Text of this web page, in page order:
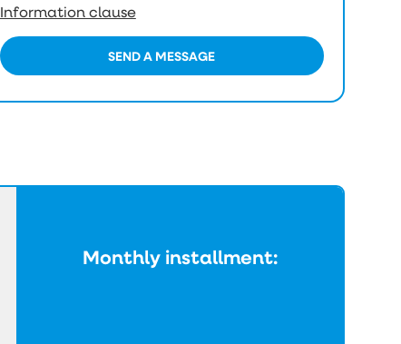
Information clause
SEND A MESSAGE
Monthly installment: